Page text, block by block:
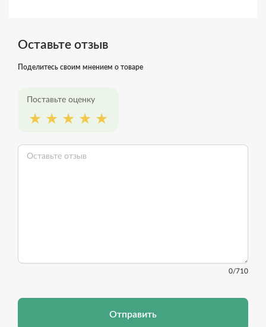
Оставьте отзыв
Поделитесь своим мнением о товаре
Поставьте оценку
0/710
Отправить